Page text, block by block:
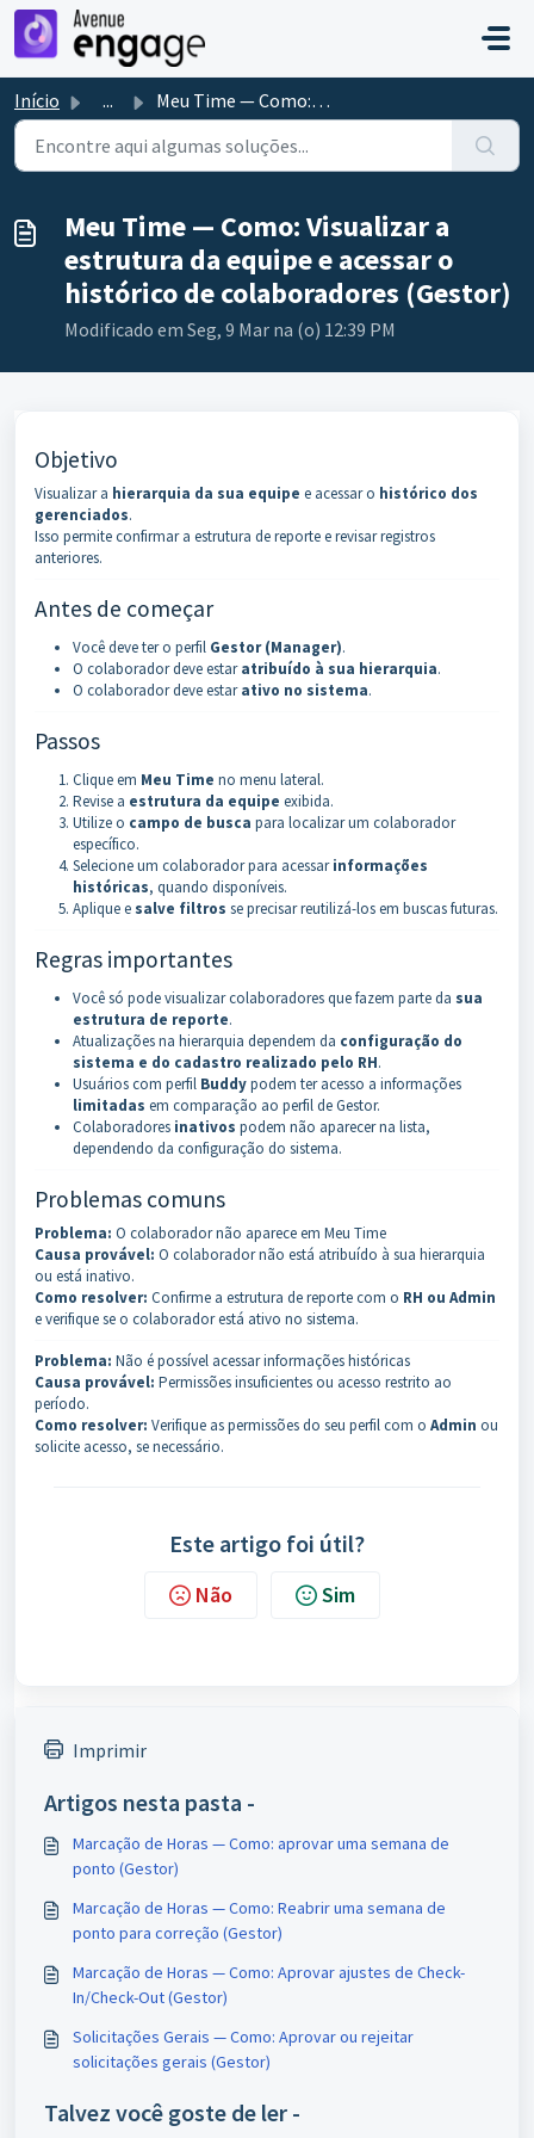
Ir para o conteúdo principal
Início ... Meu Time — Como: Visualizar a estrutura da equipe e acess...
Meu Time — Como: Visualizar a
estrutura da equipe e acessar o
histórico de colaboradores (Gestor)
Modificado em Seg, 9 Mar na (o) 12:39 PM
Objetivo
Visualizar a hierarquia da sua equipe e acessar o histórico dos
gerenciados.
Isso permite confirmar a estrutura de reporte e revisar registros
anteriores.
Antes de começar
Você deve ter o perfil Gestor (Manager).
O colaborador deve estaratribuído à sua hierarquia.
O colaborador deve estarativo no sistema.
Passos
Clique em Meu Time no menu lateral.
Revise a estrutura da equipe exibida.
Utilize o campo de busca para localizar um colaborador
específico.
Selecione um colaborador para acessarinformações
históricas, quando disponíveis.
Aplique e salve filtros se precisar reutilizá-los em buscas futuras.
Regras importantes
Você só pode visualizar colaboradores que fazem parte da sua
estrutura de reporte.
Atualizações na hierarquia dependem da configuração do
sistema e do cadastro realizado pelo RH.
Usuários com perfil Buddypodem ter acesso a informações
limitadas em comparação ao perfil de Gestor.
Colaboradores inativos podem não aparecer na lista,
dependendo da configuração do sistema.
Problemas comuns
Problema: O colaborador não aparece em Meu Time
Causa provável: O colaborador não está atribuído à sua hierarquia
ou está inativo.
Como resolver: Confirme a estrutura de reporte com o RH ou Admin
e verifique se o colaborador está ativo no sistema.
Problema: Não é possível acessar informações históricas
Causa provável: Permissões insuficientes ou acesso restrito ao
período.
Como resolver: Verifique as permissões do seu perfil com o Admin ou
solicite acesso, se necessário.
Este artigo foi útil?
Não Sim
Imprimir
Artigos nesta pasta -
Marcação de Horas — Como: aprovar uma semana de
ponto (Gestor)
Marcação de Horas — Como: Reabrir uma semana de
ponto para correção (Gestor)
Marcação de Horas — Como: Aprovar ajustes de Check-
In/Check-Out (Gestor)
Solicitações Gerais — Como: Aprovar ou rejeitar
solicitações gerais (Gestor)
Talvez você goste de ler -